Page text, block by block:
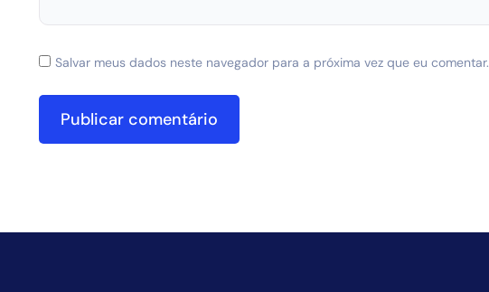
Salvar meus dados neste navegador para a próxima vez que eu comentar.